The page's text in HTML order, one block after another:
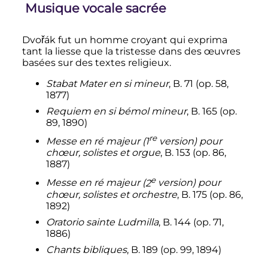
Musique vocale sacrée
Dvořák fut un homme croyant qui exprima
tant la liesse que la tristesse dans des œuvres
basées sur des textes religieux.
Stabat Mater en si mineur, B. 71 (op. 58,
1877)
Requiem en si bémol mineur, B. 165 (op.
89, 1890)
Messe en ré majeur (1re version) pour
chœur, solistes et orgue, B. 153 (op. 86,
1887)
Messe en ré majeur (2e version) pour
chœur, solistes et orchestre, B. 175 (op. 86,
1892)
Oratorio sainte Ludmilla, B. 144 (op. 71,
1886)
Chants bibliques, B. 189 (op. 99, 1894)